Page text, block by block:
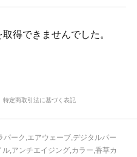
得できませんでした。
特定商取引法に基づく表記
ーク,エアウェーブ,デジタルパー
,アンチエイジング,カラー,香草カ